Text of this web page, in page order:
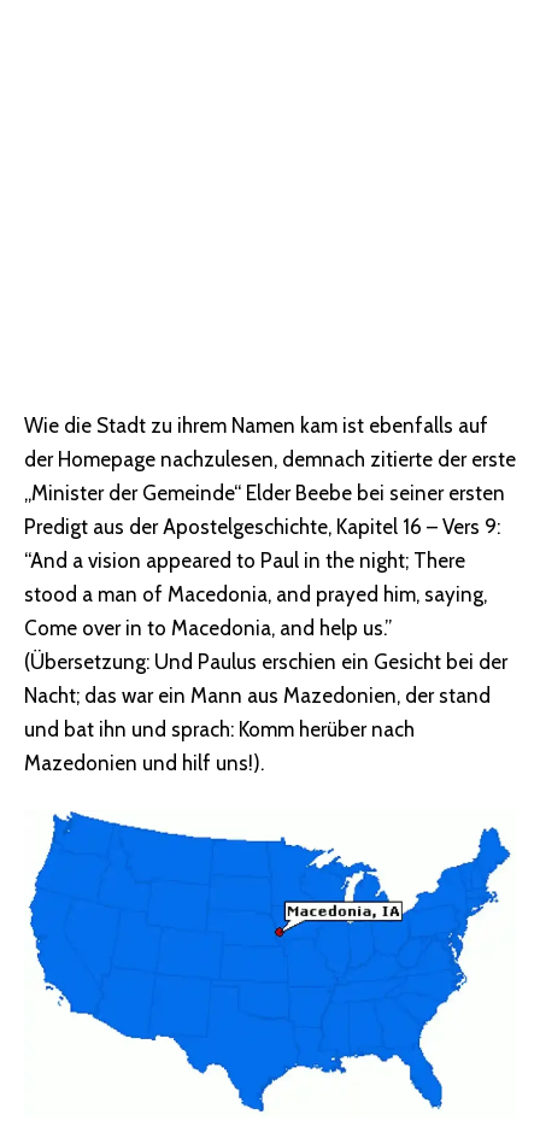
Wie die Stadt zu ihrem Namen kam ist ebenfalls auf
der Homepage nachzulesen, demnach zitierte der erste
„Minister der Gemeinde“ Elder Beebe bei seiner ersten
Predigt aus der Apostelgeschichte, Kapitel 16 – Vers 9:
“And a vision appeared to Paul in the night; There
stood a man of Macedonia, and prayed him, saying,
Come over in to Macedonia, and help us.”
(Übersetzung: Und Paulus erschien ein Gesicht bei der
Nacht; das war ein Mann aus Mazedonien, der stand
und bat ihn und sprach: Komm herüber nach
Mazedonien und hilf uns!).